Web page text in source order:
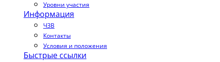
Уровни участия
Информация
ЧЗВ
Контакты
Условия и положения
Быстрые ссылки